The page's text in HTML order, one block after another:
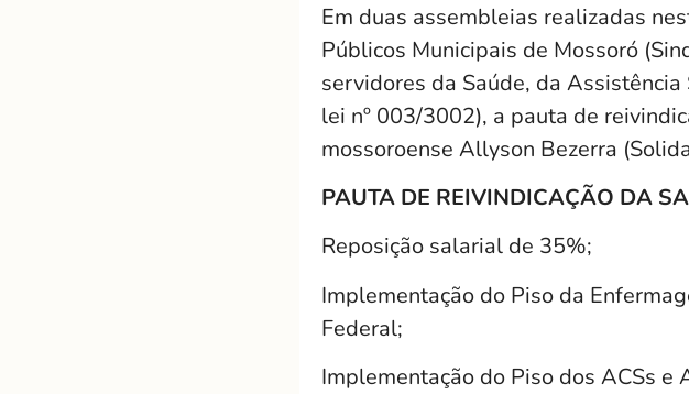
Em duas assembleias realizadas
Públicos Municipais de Mossoró
servidores da Saúde, da
lei nº 003/3002), a pauta de
mossoroense Allyson Bezerra
PAUTA DE REIVINDICAÇÃO DA
Reposição salarial de 35%;
Implementação do Piso da
Federal;
Implementação do Piso dos ACSs e